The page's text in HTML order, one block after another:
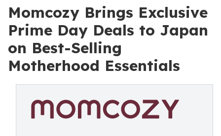
Momcozy Brings Exclusive
Prime Day Deals to Japan
on Best-Selling
Motherhood Essentials